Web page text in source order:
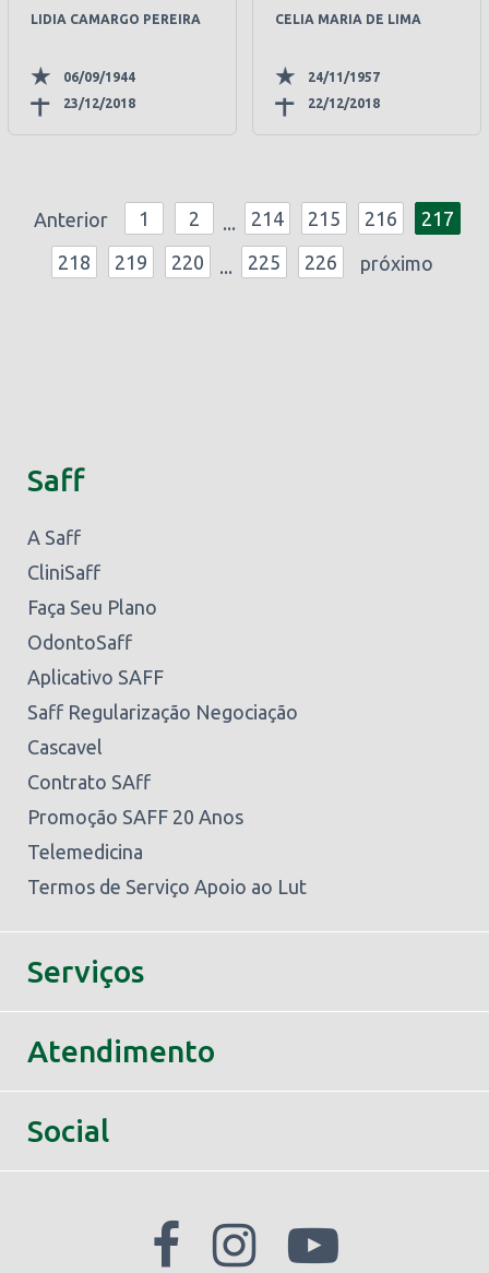
LIDIA CAMARGO PEREIRA
06/09/1944
23/12/2018
CELIA MARIA DE LIMA
24/11/1957
22/12/2018
Anterior 1 2 ... 214 215 216
217
218
219 220 ... 225 226 próximo
Saff
A Saff
CliniSaff
Faça Seu Plano
OdontoSaff
Aplicativo SAFF
Saff Regularização Negociação
Cascavel
Contrato SAff
Promoção SAFF 20 Anos
Telemedicina
Termos de Serviço Apoio ao Lut
Serviços
Atendimento
Social